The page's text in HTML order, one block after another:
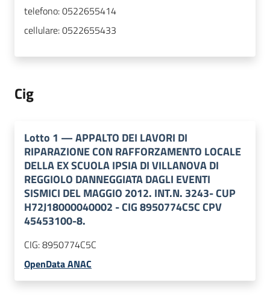
telefono:0522655414
cellulare:0522655433
Cig
Lotto 1 —APPALTO DEI LAVORI DI
RIPARAZIONE CON RAFFORZAMENTO LOCALE
DELLA EX SCUOLA IPSIA DI VILLANOVA DI
REGGIOLO DANNEGGIATA DAGLI EVENTI
SISMICI DEL MAGGIO 2012. INT.N. 3243- CUP
H72J18000040002 - CIG 8950774C5C CPV
45453100-8.
CIG:8950774C5C
OpenData ANAC